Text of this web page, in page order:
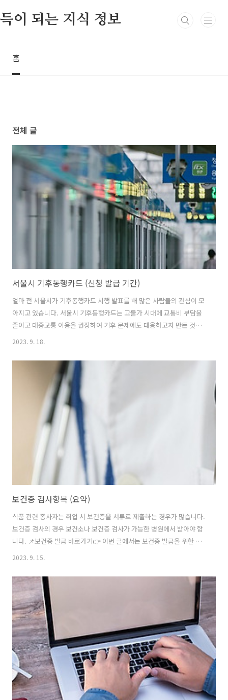
득이 되는 지식 정보
홈
전체 글
서울시 기후동행카드 (신청 발급 기간)
얼마 전 서울시가 기후동행카드 시행 발표를 해 많은 사람들의 관심이 모
아지고 있습니다. 서울시 기후동행카드는 고물가 시대에 교통비 부담을
줄이고 대중교통 이용을 권장하여 기후 문제에도 대응하고자 만든 것이
라고 합니다. 이번 글에서는 서울시 기후동행카드 신청 발급 기간 및 장
동행카드의 모델은 독일의 '49유로 티켓'이라고 하는데요. 쉽게 말하면
'대중교통 무제한 정기 이용권'이라고 보면 됩니다. 얼마 전 국토부에서
도 대중교통비 환급 혜택을 받는 K패스를 추진한다고 밝혔는데요. 교통
비 환급을 받을 수 있는 국토부의 K패스는 아래 글에서 확인하시기 바랍
니다. 📌국토부 K패스 알아보기👉 ✅ 기후동행카드 왜 만들었지? 서울
시가 기후동행카드를 내놓..
2023. 9. 18.
보건증 검사항목 (요약)
식품 관련 종사자는 취업 시 보건증을 서류로 제출하는 경우가 많습니다.
보건증 검사의 경우 보건소나 보건증 검사가 가능한 병원에서 받아야 합
니다. 📌보건증 발급 바로가기👉 이번 글에서는 보건증 발급을 위한 검
사항목과 검사방법, 보건증 발급을 쉽고 빠르게 하는 방법을 소개하겠습
항목이 많거나 복잡하진 않습니다. 보건증이 필요한 경우는 식품 유통 등
의 업계나 요식업계, 학교 등 교육기관 관련 업무 종사자의 경우 꼭 제출
해야 하는데요. 아래 보건증 검사항목을 확인하시기 바랍니다. ✔ 장티푸
스 ✔ 전염성 피부질환 ✔ 폐결핵 위 검사항목에 학교나 유치원 급식 종사
자라면 세균성 이질 검사항목이 추가됩니다. 보건증 발급을 위한 검사는
보건소나 보건증 발..
2023. 9. 15.